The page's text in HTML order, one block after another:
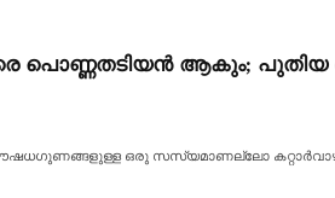
വരെ പൊണ്ണതടിയൻ ആകും;
ഔഷധഗുണങ്ങളുള്ള ഒരു സസ്യമാണല്ലോ